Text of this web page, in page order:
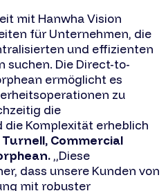
mit Hanwha Vision
für Unternehmen, die
und effizienten
suchen. Die Direct-to-
ermöglicht es
zu
die
Komplexität erheblich
Commercial
„Diese
dass unsere Kunden von
mit robuster